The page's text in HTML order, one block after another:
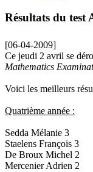
Résultats du test
[06-04-2009]
Ce jeudi 2 avril se
Mathematics
Voici les meilleurs
Quatrième année :
Sedda Mélanie 3
Staelens François 3
De Broux Michel 2
Mercenier Adrien 2